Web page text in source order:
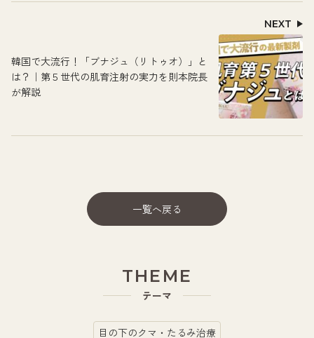
NEXT
韓国で大流行！「ブナジュ（リトゥオ）」と
は？｜第５世代の肌育注射の実力を則本院長
が解説
一覧へ戻る
THEME
テーマ
目の下のクマ・たるみ治療